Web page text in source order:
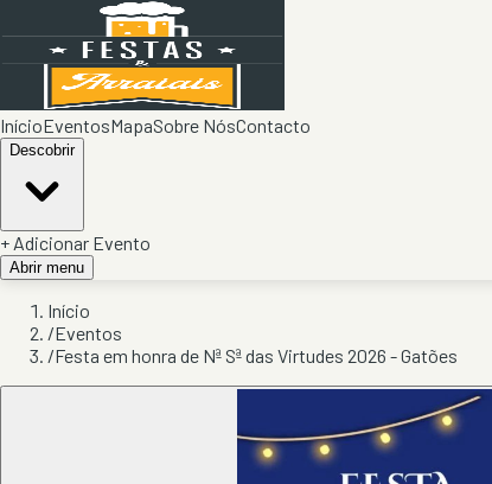
InícioEventosMapaSobre NósContacto
Descobrir
+ Adicionar Evento
Abrir menu
Início
/Eventos
/Festa em honra de Nª Sª das Virtudes 2026 - Gatões